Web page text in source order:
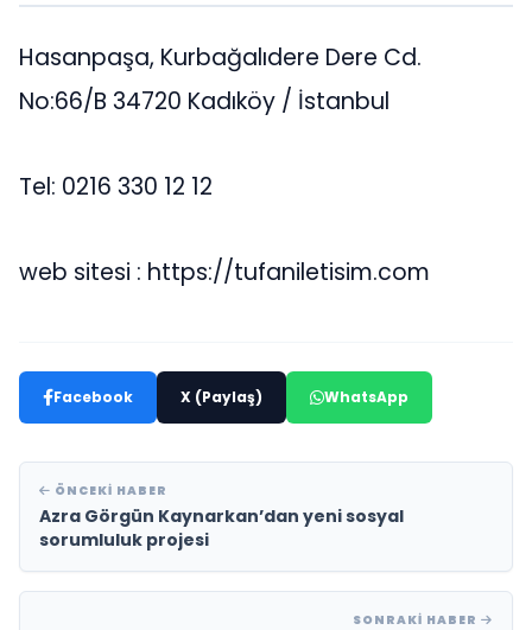
Hasanpaşa, Kurbağalıdere Dere Cd.
No:66/B 34720 Kadıköy / İstanbul
Tel: 0216 330 12 12
web sitesi : https://tufaniletisim.com
Facebook X (Paylaş) WhatsApp
ÖNCEKI HABER
Azra Görgün Kaynarkan’dan yeni sosyal
sorumluluk projesi
SONRAKI HABER